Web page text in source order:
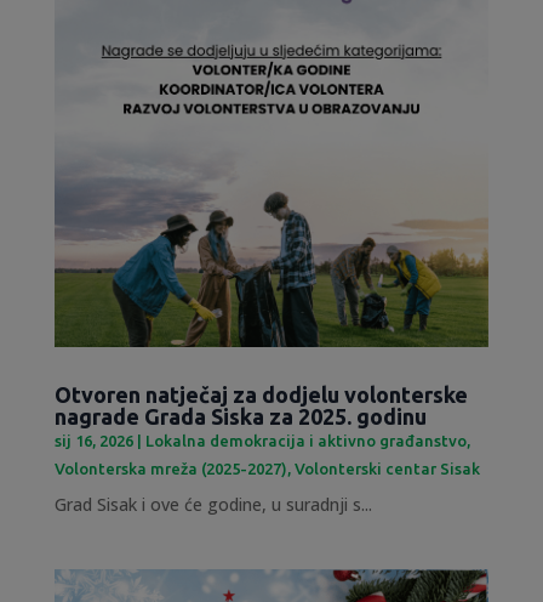
Otvoren natječaj za dodjelu volonterske
nagrade Grada Siska za 2025. godinu
sij 16, 2026| Lokalna demokracija i aktivno građanstvo,
Volonterska mreža (2025-2027), Volonterski centar Sisak
Grad Sisak i ove će godine, u suradnji s...